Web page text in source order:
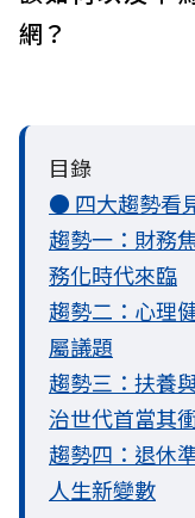
網？
目錄
● 四大趨勢看
趨勢一：財務
務化時代來臨
趨勢二：心理
屬議題
趨勢三：扶養
治世代首當其
趨勢四：退休
人生新變數